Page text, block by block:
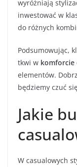
wyróżniają
inwestować w
do różnych
Podsumowując,
tkwi w komforcie
elementów.
będziemy czuć
Jakie
W casualowych